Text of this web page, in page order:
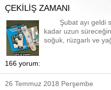
ÇEKİLİŞ ZAMANI
Şubat ayı geldi
kadar uzun
soğuk, rüzgarlı ve
166 yorum:
26 Temmuz 2018 Perşembe